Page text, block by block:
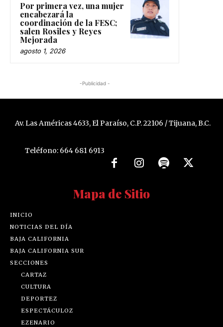
Por primera vez, una mujer
encabezará la
coordinación de la FESC;
salen Rosiles y Reyes
Mejorada
agosto 1, 2026
-Publicidad -
Av. Las Américas 4633, El Paraíso, C.P. 22106 / Tijuana, B.C.
Teléfono: 664 681 6913
Mapa de Sitio
INICIO
NOTICIAS DEL DÍA
BAJA CALIFORNIA
BAJA CALIFORNIA SUR
SECCIONES
CARTAZ
CULTURA
DEPORTEZ
ESPECTÁCULOZ
EZENARIO